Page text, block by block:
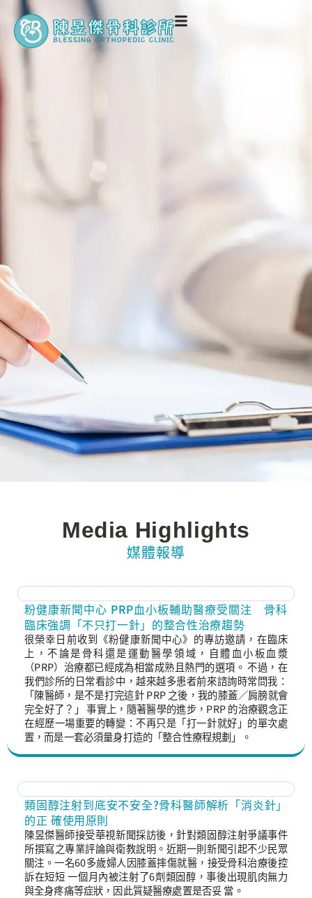
Media Highlights
媒體報導
粉健康新聞中心 PRP血小板輔助醫療受關注 骨科
臨床強調「不只打一針」的整合性治療趨勢
很榮幸日前收到《粉健康新聞中心》的專訪邀請，在臨床
上，不論是骨科還是運動醫學領域，自體血小板血漿
（PRP）治療都已經成為相當成熟且熱門的選項。 不過，在
我們診所的日常看診中，越來越多患者前來諮詢時常問我：
「陳醫師，是不是打完這針 PRP 之後，我的膝蓋／肩膀就會
完全好了？」 事實上，隨著醫學的進步，PRP 的治療觀念正
在經歷一場重要的轉變：不再只是「打一針就好」的單次處
置，而是一套必須量身打造的「整合性療程規劃」。
類固醇注射到底安不安全?骨科醫師解析「消炎針」
的正 確使用原則
陳昱傑醫師接受華視新聞採訪後，針對類固醇注射爭議事件
所撰寫之專業評論與衛教說明。近期一則新聞引起不少⺠眾
關注。一名60多歲婦人因膝蓋摔傷就醫，接受骨科治療後控
訴在短短 一個月內被注射了6劑類固醇，事後出現肌肉無力
與全身疼痛等症狀，因此質疑醫療處置是否妥 當。